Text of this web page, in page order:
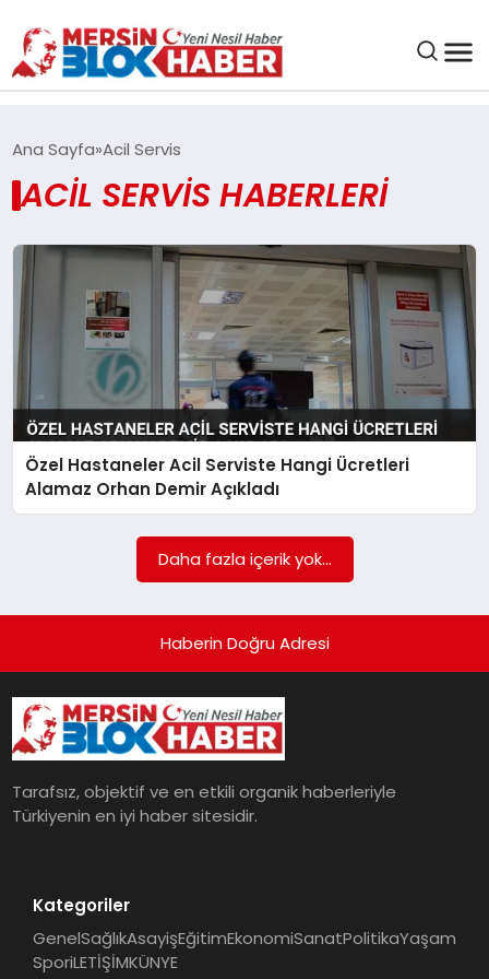
SAĞLIK
ASAYIŞ
EKONOMI
SANAT
POLITIKA
ILETİŞİM
Ana Sayfa Acil Servis
ACIL SERVIS HABERLERI
Özel Hastaneler Acil Serviste Hangi Ücretleri
Alamaz Orhan Demir Açıkladı
Daha fazla içerik yok...
Haberin Doğru Adresi
Tarafsız, objektif ve en etkili organik haberleriyle
Türkiyenin en iyi haber sitesidir.
Kategoriler
GenelSağlıkAsayişEğitimEkonomiSanatPolitikaYaşam
SporiLETİŞİMKÜNYE